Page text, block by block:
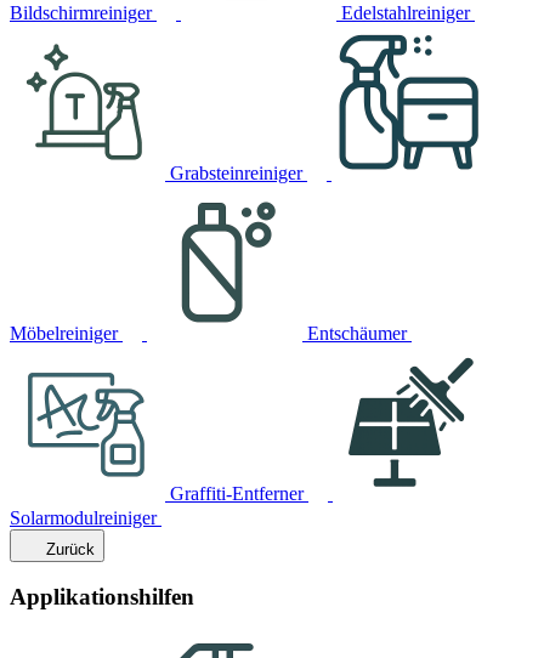
Bildschirmreiniger Edelstahlreiniger
Grabsteinreiniger
Möbelreiniger Entschäumer
Graffiti-Entferner
Solarmodulreiniger
Zurück
Applikationshilfen